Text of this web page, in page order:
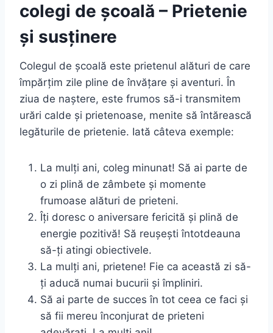
colegi de școală – Prietenie
și susținere
Colegul de școală este prietenul alături de care
împărțim zile pline de învățare și aventuri. În
ziua de naștere, este frumos să-i transmitem
urări calde și prietenoase, menite să întărească
legăturile de prietenie. Iată câteva exemple:
La mulți ani, coleg minunat! Să ai parte de
o zi plină de zâmbete și momente
frumoase alături de prieteni.
Îți doresc o aniversare fericită și plină de
energie pozitivă! Să reușești întotdeauna
să-ți atingi obiectivele.
La mulți ani, prietene! Fie ca această zi să-
ți aducă numai bucurii și împliniri.
Să ai parte de succes în tot ceea ce faci și
să fii mereu înconjurat de prieteni